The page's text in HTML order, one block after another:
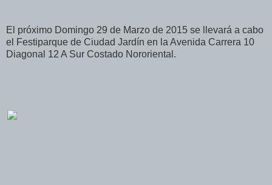
El próximo Domingo 29 de Marzo de 2015 se llevará a cabo
el Festiparque de Ciudad Jardín en la Avenida Carrera 10
Diagonal 12 A Sur Costado Nororiental.